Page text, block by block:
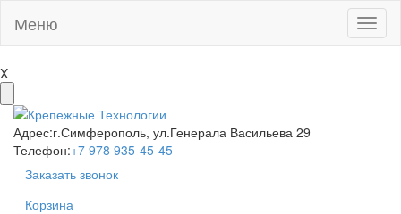
Меню
X
Адрес:г.Симферополь, ул.Генерала Васильева 29
Телефон:+7 978 935-45-45
Заказать звонок
Корзина